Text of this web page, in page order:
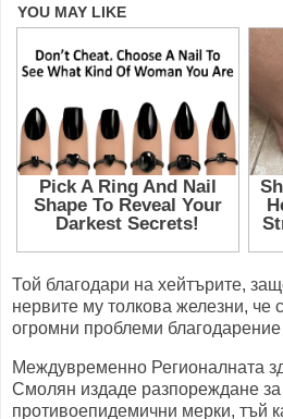
Той благодари на хейтърите,
нервите му толкова железни, че
огромни проблеми благодарение
Междувременно Регионалната
Смолян издаде разпореждане за
противоепидемични мерки, тъй